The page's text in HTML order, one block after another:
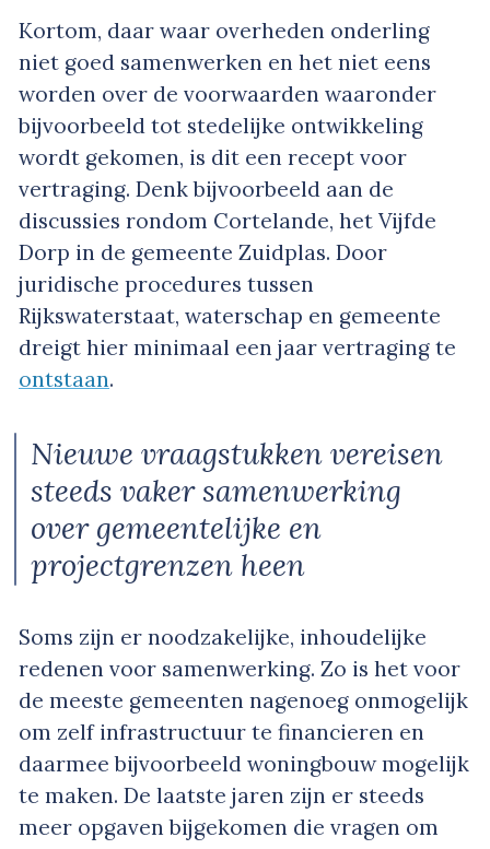
Kortom, daar waar overheden onderling
niet goed samenwerken en het niet eens
worden over de voorwaarden waaronder
bijvoorbeeld tot stedelijke ontwikkeling
wordt gekomen, is dit een recept voor
vertraging. Denk bijvoorbeeld aan de
discussies rondom Cortelande, het Vijfde
Dorp in de gemeente Zuidplas. Door
juridische procedures tussen
Rijkswaterstaat, waterschap en gemeente
dreigt hier minimaal een jaar vertraging te
ontstaan.
Nieuwe vraagstukken vereisen
steeds vaker samenwerking
over gemeentelijke en
projectgrenzen heen
Soms zijn er noodzakelijke, inhoudelijke
redenen voor samenwerking. Zo is het voor
de meeste gemeenten nagenoeg onmogelijk
om zelf infrastructuur te financieren en
daarmee bijvoorbeeld woningbouw mogelijk
te maken. De laatste jaren zijn er steeds
meer opgaven bijgekomen die vragen om